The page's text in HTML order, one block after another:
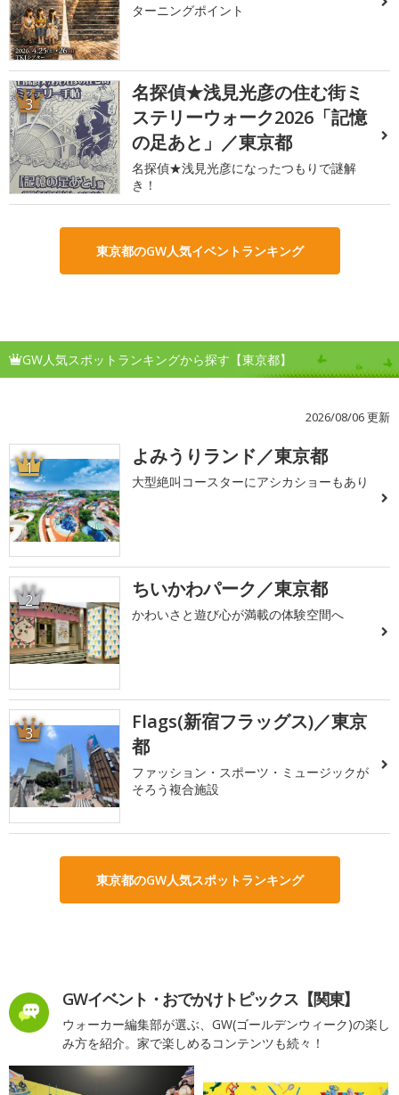
ターニングポイント
3
名探偵★浅見光彦の住む街ミ
ステリーウォーク2026「記憶
の足あと」／東京都
名探偵★浅見光彦になったつもりで謎解
き！
東京都のGW人気イベントランキング
GW人気スポットランキングから探す【東京都】
2026/08/06 更新
1 よみうりランド／東京都
大型絶叫コースターにアシカショーもあり
2 ちいかわパーク／東京都
かわいさと遊び心が満載の体験空間へ
3
Flags(新宿フラッグス)／東京
都
ファッション・スポーツ・ミュージックが
そろう複合施設
東京都のGW人気スポットランキング
GWイベント・おでかけトピックス【関東】
ウォーカー編集部が選ぶ、GW(ゴールデンウィーク)の楽し
み方を紹介。家で楽しめるコンテンツも続々！